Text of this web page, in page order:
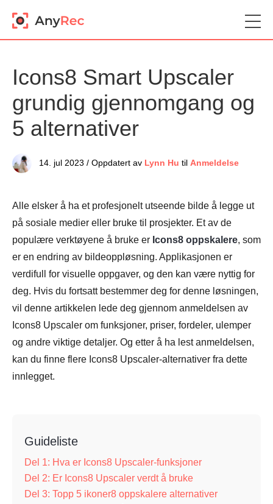
Icons8 Smart Upscaler
grundig gjennomgang og
5 alternativer
14. jul 2023 / Oppdatert av Lynn Hu til Anmeldelse
Alle elsker å ha et profesjonelt utseende bilde å legge ut
på sosiale medier eller bruke til prosjekter. Et av de
populære verktøyene å bruke er Icons8 oppskalere, som
er en endring av bildeoppløsning. Applikasjonen er
verdifull for visuelle oppgaver, og den kan være nyttig for
deg. Hvis du fortsatt bestemmer deg for denne løsningen,
vil denne artikkelen lede deg gjennom anmeldelsen av
Icons8 Upscaler om funksjoner, priser, fordeler, ulemper
og andre viktige detaljer. Og etter å ha lest anmeldelsen,
kan du finne flere Icons8 Upscaler-alternativer fra dette
innlegget.
Guideliste
Del 1: Hva er Icons8 Upscaler-funksjoner
Del 2: Er Icons8 Upscaler verdt å bruke
Del 3: Topp 5 ikoner8 oppskalere alternativer